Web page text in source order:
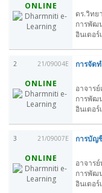
ONLINE
ดร.วิทย
การพัฒ
อินเตอร์
2 21/09004E
ONLINE
การจัด
อาจารย์
การพัฒ
อินเตอร์
3 21/09007E
ONLINE
การบัญ
อาจาร
การพัฒ
อินเตอร์